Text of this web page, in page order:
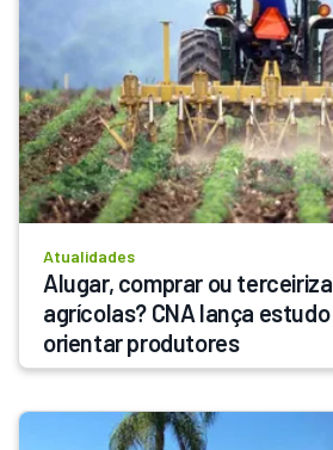
Atualidades
Alugar, comprar ou
agrícolas? CNA lança
orientar produtores